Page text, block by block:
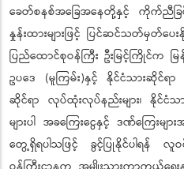
ခေတ်စနစ်အခြေအနေတို့နှင့် ကိုက်
နှုန်းထားများဖြင့် ပြင်ဆင်သတ်မှတ်ပေး
ပြည်ထောင်စုဝန်ကြီး ဦးမြင့်ကြိုင်က
ဥပဒေ (မူကြမ်း)နှင့် နိုင်ငံသားဆိုင်ရ
ဆိုင်ရာ လုပ်ထုံးလုပ်နည်းများ၊ နိုင်ငံ
များပါ အခကြေးငွေနှင့် ဒဏ်ကြေးမျ
တွေ့ရှိရပါသဖြင့် ခွင့်ပြုနိုင်ပါရန် လူ